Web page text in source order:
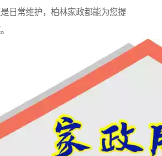
日常维护，柏林家政都能为您提